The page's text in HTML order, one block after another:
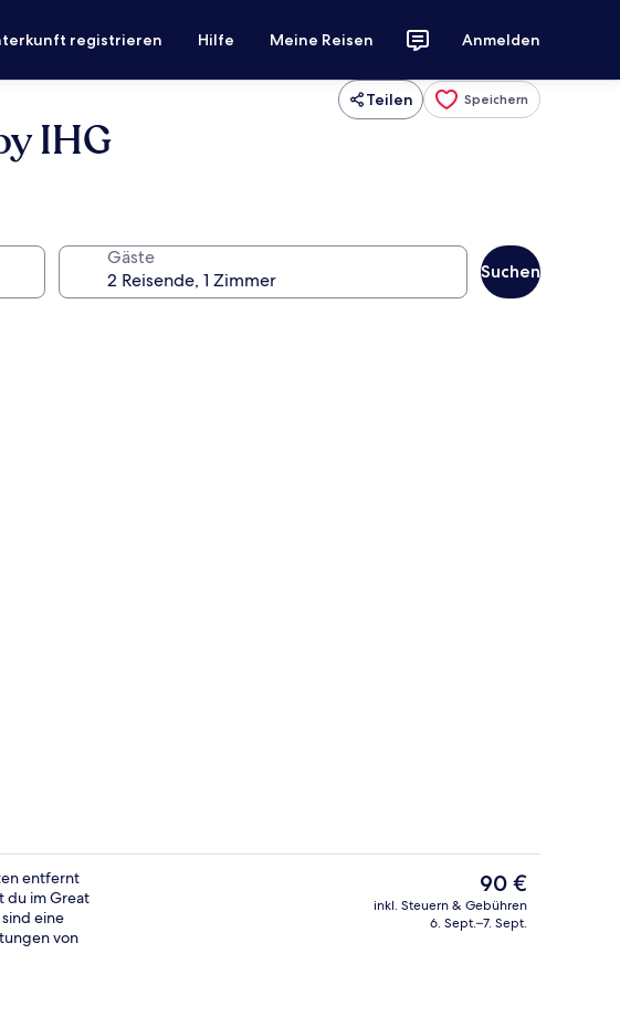
registrieren Hilfe Meine Reisen Anmelden
Teilen Speichern
IHG
Gäste
Suchen
Hochwertige Bettwaren, Pillowtop-Betten, Zimmersafe, Schreibtisch
Tagungsbereich
entfernt
du im Great
eine
von
Der
aktuelle
Preis
90 €
inkl. Steuern & Gebühren
6. Sept.–7. Sept.